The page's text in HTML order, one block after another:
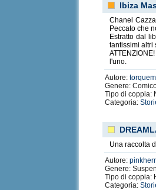
Ibiza
Chanel
Peccato che
Estratto dal
tantissimi altri
l'uno.
Autore:
Genere:
Tipo di coppia:
Categoria:
Una raccolta
Autore:
Genere:
Tipo di coppia:
Categoria: